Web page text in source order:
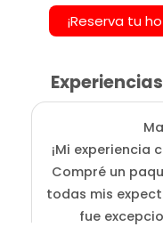
¡Reserva tu
¡Mi experiencia
Compré un
todas mis
fue